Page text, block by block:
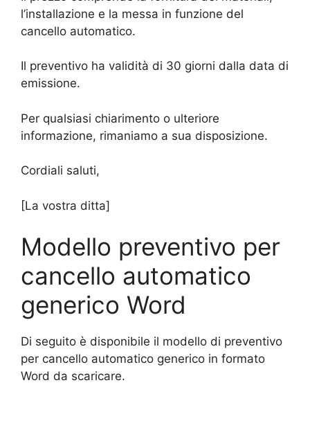
l’installazione e la messa in funzione del
cancello automatico.
Il preventivo ha validità di 30 giorni dalla data di
emissione.
Per qualsiasi chiarimento o ulteriore
informazione, rimaniamo a sua disposizione.
Cordiali saluti,
[La vostra ditta]
Modello preventivo per
cancello automatico
generico Word
Di seguito è disponibile il modello di preventivo
per cancello automatico generico in formato
Word da scaricare.